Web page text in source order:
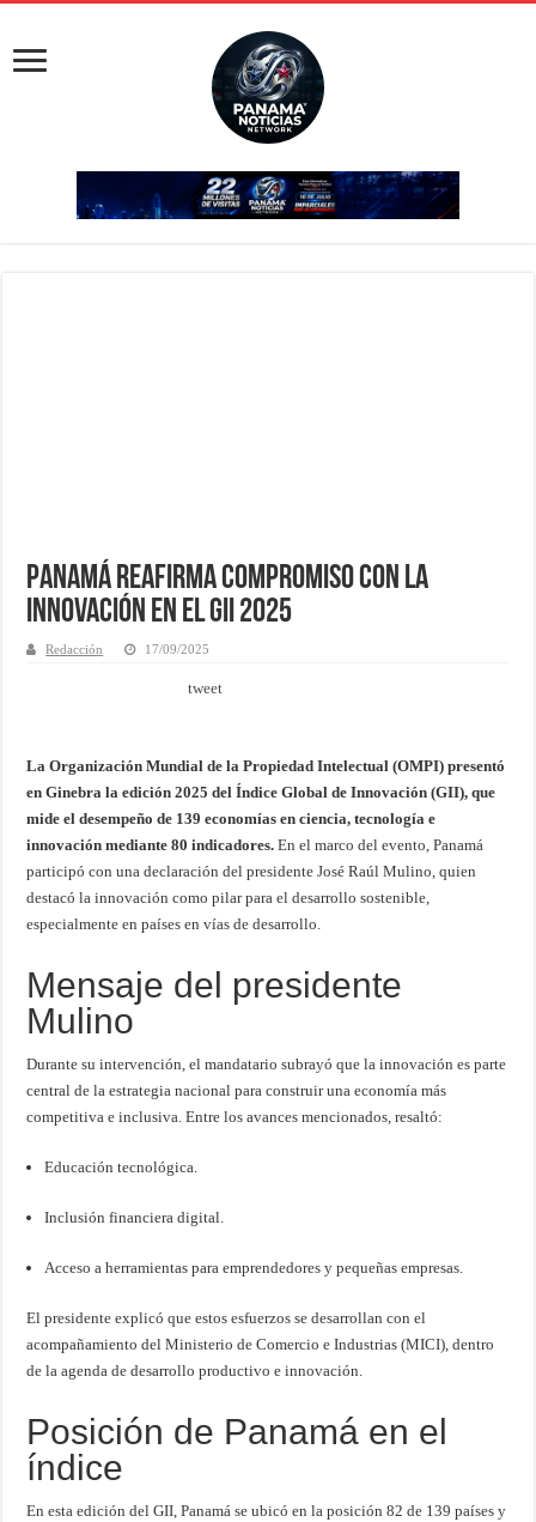
Panamá reafirma compromiso con la
innovación en el GII 2025
Redacción 17/09/2025
tweet
La Organización Mundial de la Propiedad Intelectual (OMPI) presentó
en Ginebra la edición 2025 del Índice Global de Innovación (GII), que
mide el desempeño de 139 economías en ciencia, tecnología e
innovación mediante 80 indicadores. En el marco del evento, Panamá
participó con una declaración del presidente José Raúl Mulino, quien
destacó la innovación como pilar para el desarrollo sostenible,
especialmente en países en vías de desarrollo.
Mensaje del presidente
Mulino
Durante su intervención, el mandatario subrayó que la innovación es parte
central de la estrategia nacional para construir una economía más
competitiva e inclusiva. Entre los avances mencionados, resaltó:
Educación tecnológica.
Inclusión financiera digital.
Acceso a herramientas para emprendedores y pequeñas empresas.
El presidente explicó que estos esfuerzos se desarrollan con el
acompañamiento del Ministerio de Comercio e Industrias (MICI), dentro
de la agenda de desarrollo productivo e innovación.
Posición de Panamá en el
índice
En esta edición del GII, Panamá se ubicó en la posición 82 de 139 países y